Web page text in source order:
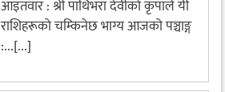
आइतवार : श्री पाथिभरा देवीकाे कृपाले यी
राशिहरूकाे चम्किनेछ भाग्य आजको पञ्चाङ्ग
:...[...]